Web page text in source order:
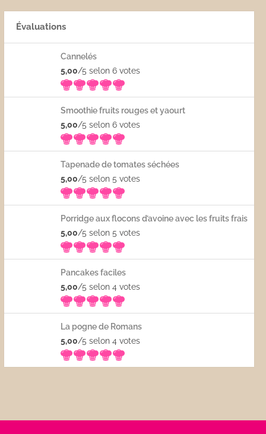
Évaluations
Cannelés
5,00/5 selon 6votes
Smoothie fruits rouges et yaourt
5,00/5 selon 6votes
Tapenade de tomates séchées
5,00/5 selon 5votes
Porridge aux flocons d’avoine avec les fruits frais
5,00/5 selon 5votes
Pancakes faciles
5,00/5 selon 4votes
La pogne de Romans
5,00/5 selon 4votes